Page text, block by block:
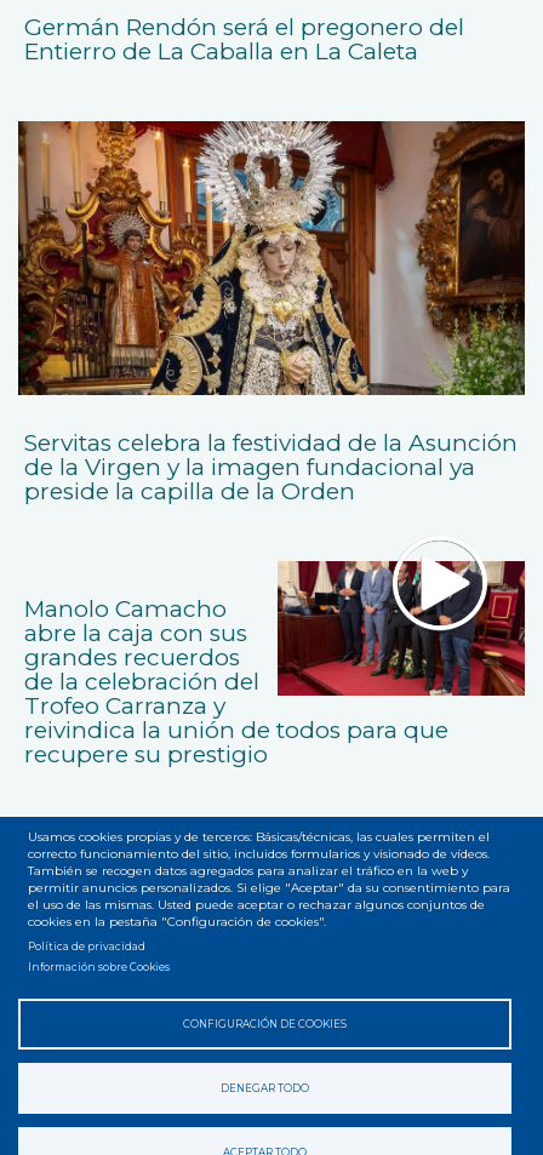
Germán Rendón será el pregonero del
Entierro de La Caballa en La Caleta
Servitas celebra la festividad de la Asunción
de la Virgen y la imagen fundacional ya
preside la capilla de la Orden
Manolo Camacho
abre la caja con sus
grandes recuerdos
de la celebración del
Trofeo Carranza y
reivindica la unión de todos para que
recupere su prestigio
Menú
del
pie
Accesibilidad Privacidad Legal Cookies
Usamos cookies propias y de terceros: Básicas/técnicas, las cuales permiten el
correcto funcionamiento del sitio, incluidos formularios y visionado de vídeos.
También se recogen datos agregados para analizar el tráfico en la web y
permitir anuncios personalizados. Si elige "Aceptar" da su consentimiento para
el uso de las mismas. Usted puede aceptar o rechazar algunos conjuntos de
cookies en la pestaña "Configuración de cookies".
Política de privacidad
Información sobre Cookies
CONFIGURACIÓN DE COOKIES
DENEGAR TODO
ACEPTAR TODO